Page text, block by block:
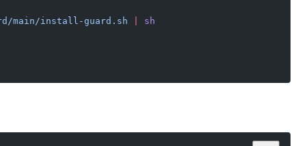
main/install-guard.sh sh